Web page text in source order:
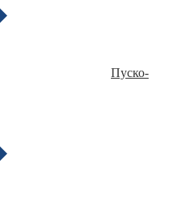
Пуско-